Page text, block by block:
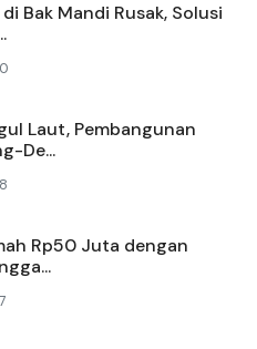
Bak Mandi Rusak, Solusi
Laut, Pembangunan
De...
Rp50 Juta dengan